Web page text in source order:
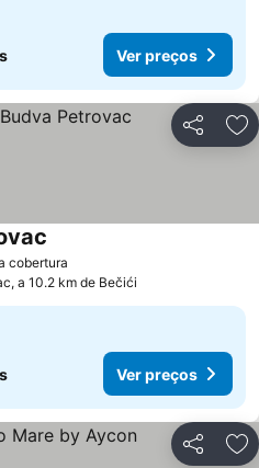
Ver preços
Partilhar
cobertura
a 10.2 km de Bečići
Ver preços
Partilhar